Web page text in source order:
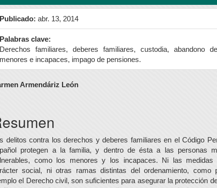
Publicado: abr. 13, 2014
Palabras clave:
Derechos familiares, deberes familiares, custodia, abandono de
menores e incapaces, impago de pensiones.
Armendáriz León
delitos contra los derechos y deberes familiares en el Código
protegen a la familia, y dentro de ésta a las personas
como los menores y los incapaces. Ni las medidas
social, ni otras ramas distintas del ordenamiento, como
el Derecho civil, son suficientes para asegurar la protección